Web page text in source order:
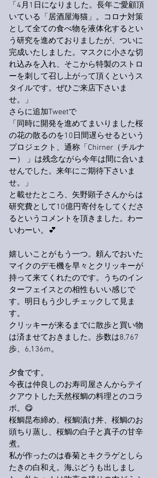
「4月1日になりました。長年ご愛顧頂
いている「居酒屋海猫」。コロナ対策
として全ての食べ物を液体化するとい
う研究を進めておりましたが、ついに
完成いたしました。マスクに小さな切
れ込みを入れ、そこから特製のストロ
ーを刺して召し上がって頂くというス
タイルです。ぜひご来店下さいま
せ。」
さらに追加Tweetで
「同時に開発を進めてまいりました桜
の花の散るのを10日間遅らせるという
プロジェクト、通称「Chirner（チルナ
ー） 」は残念ながら今年は間に合いま
せんでした。来年にご期待下さいま
せ。」
と載せたところ、矢野顕子さんからは
研究費として10億円寄付をしてくださ
るというコメントを頂きました。わー
いわーい。💕
嬉しいことがもう一つ。頼んでおいた
マイクのデモ機を早々とクリッキーが
持って来てくれたのです。うちのイン
ターフェイスとの相性もいい感じで
す。明日もう少しチェックして見ま
す。
クリッキーが来るまでに散歩と買い物
は済ませておきました。歩数は8,767
歩、6,136m。
夕食です。
今夜は仲良しのお寿司屋さんからテイ
クアウトした天然桜鯛の料理とのコラ
ボ。😋
桜鯛昆布締め、桜鯛漬け丼、桜鯛のお
頭ちり蒸し、桜鯛の白子と真子の甘辛
煮。
私が作ったのは春菊とキクラゲとしら
たきの白和え。海ぶどうも出しまし